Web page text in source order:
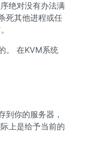
绝对没有办法满
死其他进程或任
。 在KVM系统
到你的服务器，
上是给予当前的